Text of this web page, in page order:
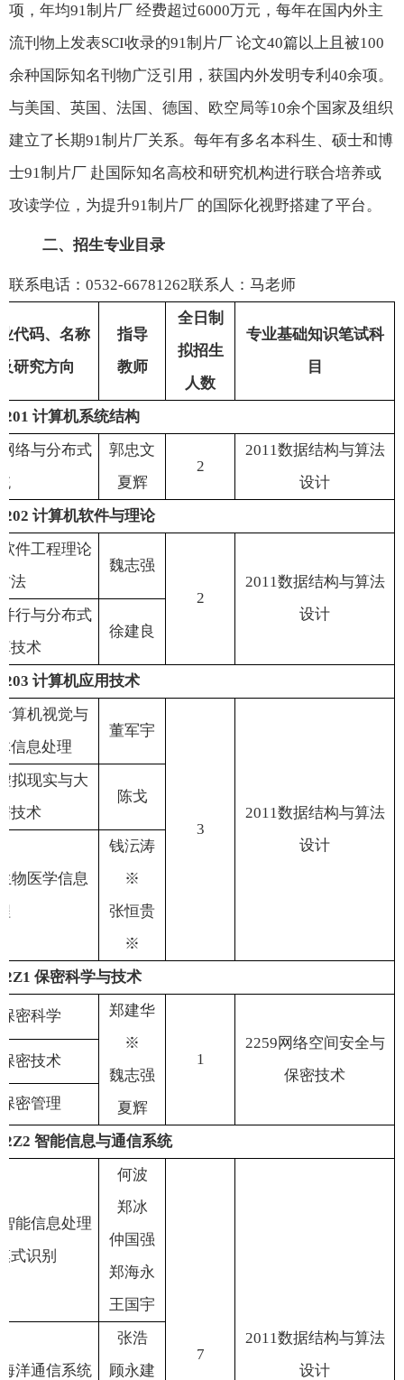
项，年均91制片厂 经费超过6000万元，每年在国内外主
流刊物上发表SCI收录的91制片厂 论文40篇以上且被100
余种国际知名刊物广泛引用，获国内外发明专利 40余项。
与美国、英国、法国、德国、欧空局等10余个国家及组织
建立了长期91制片厂关系。每年有多名本科生、硕士和博
士91制片厂 赴国际知名高校和研究机构进行联合培养或
攻读学位，为提升91制片厂 的国际化视野搭建了平台。
二、招生专业目录
联系电话： 0532-66781262联系人：马老师
代码、名称
研究方向
指导
教师
全日制
拟招生
人数
专业基础知识笔试科
目
计算机系统结构
网络与分布式
郭忠文
夏辉
2
2011数据结构与算法
设计
计算机软件与理论
软件工程理论
法
魏志强
2
2011数据结构与算法
设计
并行与分布式
技术
徐建良
计算机应用技术
算机视觉与
信息处理
董军宇
3
2011数据结构与算法
设计
拟现实与大
技术
陈戈
物医学信息
钱沄涛
※
张恒贵
※
保密科学与技术
保密科学
郑建华
※
魏志强
夏辉
1
2259网络空间安全与
保密技术
保密技术
保密管理
智能信息与通信系统
智能信息处理
式识别
何波
郑冰
仲国强
郑海永
王国宇
7
2011数据结构与算法
设计
海洋通信系统
张浩
顾永建